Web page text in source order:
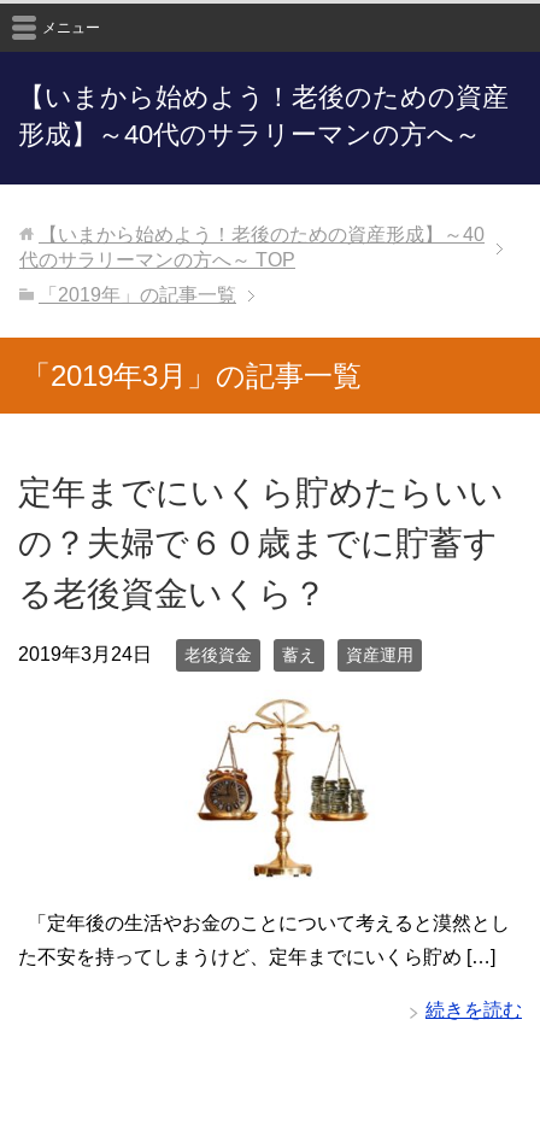
【いまから始めよう！老後のための資産
形成】～40代のサラリーマンの方へ～
メニュー
【いまから始めよう！老後のための資産形成】～40
代のサラリーマンの方へ～ TOP
「2019年」の記事一覧
「2019年3月」の記事一覧
定年までにいくら貯めたらいい
の？夫婦で６０歳までに貯蓄す
る老後資金いくら？
2019年3月24日 老後資金 蓄え 資産運用
「定年後の生活やお金のことについて考えると漠然とし
た不安を持ってしまうけど、定年までにいくら貯め […]
続きを読む